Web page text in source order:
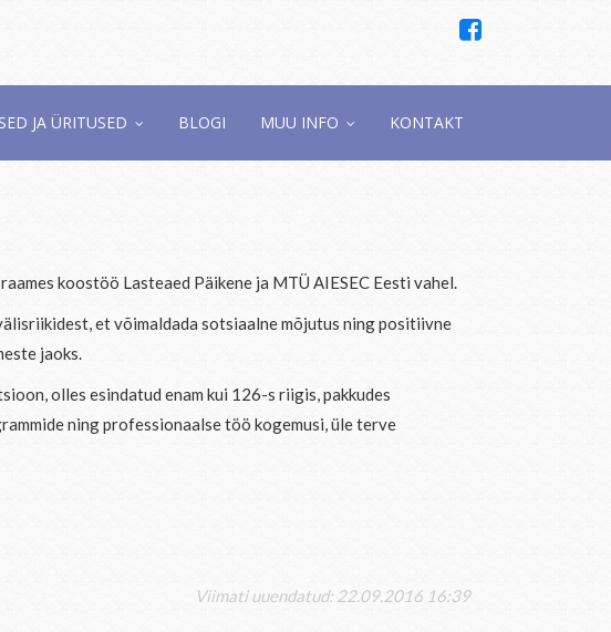
JA ÜRITUSED BLOGI MUU INFO KONTAKT
koostöö Lasteaed Päikene ja MTÜ AIESEC Eesti vahel.
et võimaldada sotsiaalne mõjutus ning positiivne
jaoks.
olles esindatud enam kui 126-s riigis, pakkudes
ning professionaalse töö kogemusi, üle terve
Viimati uuendatud: 22.09.2016 16:39